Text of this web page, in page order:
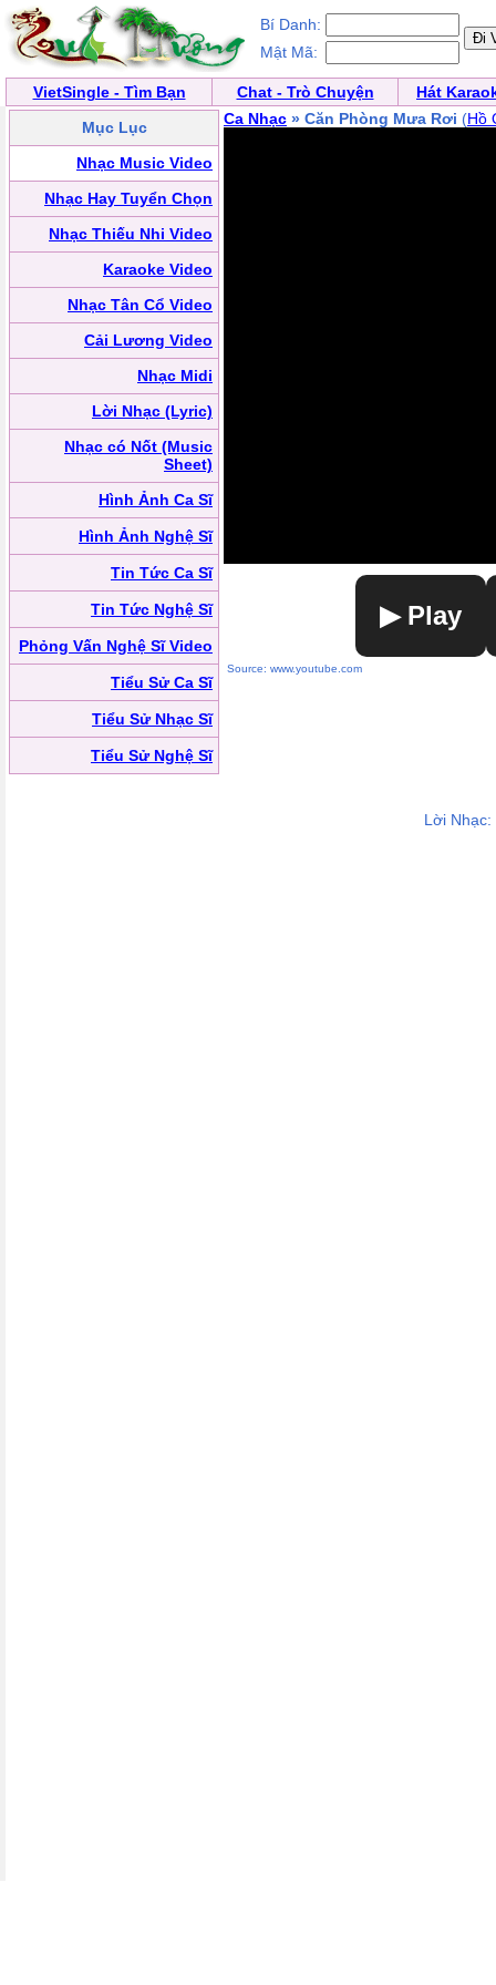
Bí Danh:
Mật Mã:
VietSingle - Tìm Bạn Chat - Trò Chuyện
Hát
Mục Lục
Nhạc Music Video
Nhạc Hay Tuyển Chọn
Nhạc Thiếu Nhi Video
Karaoke Video
Nhạc Tân Cổ Video
Cải Lương Video
Nhạc Midi
Lời Nhạc (Lyric)
Nhạc có Nốt (Music
Sheet)
Hình Ảnh Ca Sĩ
Hình Ảnh Nghệ Sĩ
Tin Tức Ca Sĩ
Tin Tức Nghệ Sĩ
Phỏng Vấn Nghệ Sĩ Video
Tiểu Sử Ca Sĩ
Tiểu Sử Nhạc Sĩ
Tiểu Sử Nghệ Sĩ
Ca Nhạc » Căn Phòng Mưa Rơi (Hồ
▶ Play
Source: www.youtube.com
Lời Nhạc: